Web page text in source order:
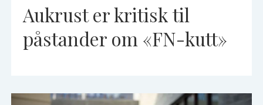
Aukrust er kritisk til
påstander om «FN-kutt»